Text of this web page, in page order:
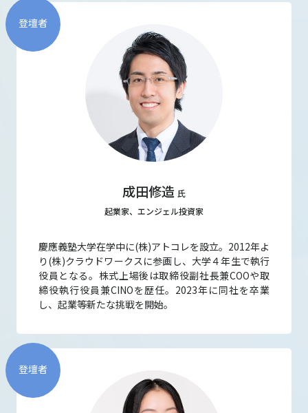
登壇者
成田修造 氏
起業家、エンジェル投資家
慶應義塾大学在学中に(株)アトコレを設立。2012年よ
り(株)クラウドワークスに参画し、大学４年生で執行
役員となる。株式上場後は取締役副社長兼COOや取
締役執行役員兼CINOを歴任。2023年に同社を卒業
し、起業等新たな挑戦を開始。
登壇者